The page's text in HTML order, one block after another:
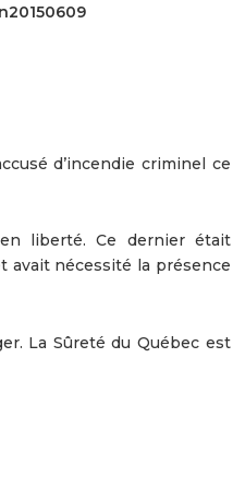
d’incendie criminel ce
liberté. Ce dernier était
avait nécessité la présence
La Sûreté du Québec est